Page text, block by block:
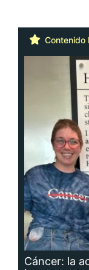
Contenido
Cáncer: la
importan